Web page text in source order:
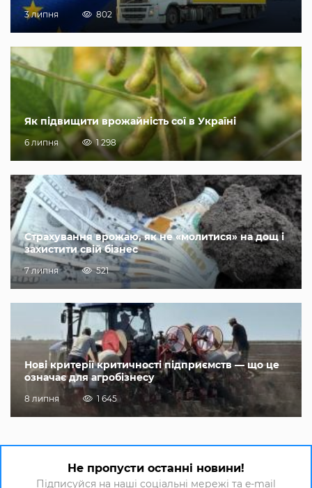
3 липня 802
Як підвищити врожайність сої в Україні
6 липня 1 298
Страхування врожаю, як не «молитися» на дощ і
захистити свій бізнес
7 липня 521
Нові критерії критичності підприємств — що це
означає для агробізнесу
8 липня 1 645
Не пропусти останні новини!
Підписуйся на наші соціальні мережі та e-mail